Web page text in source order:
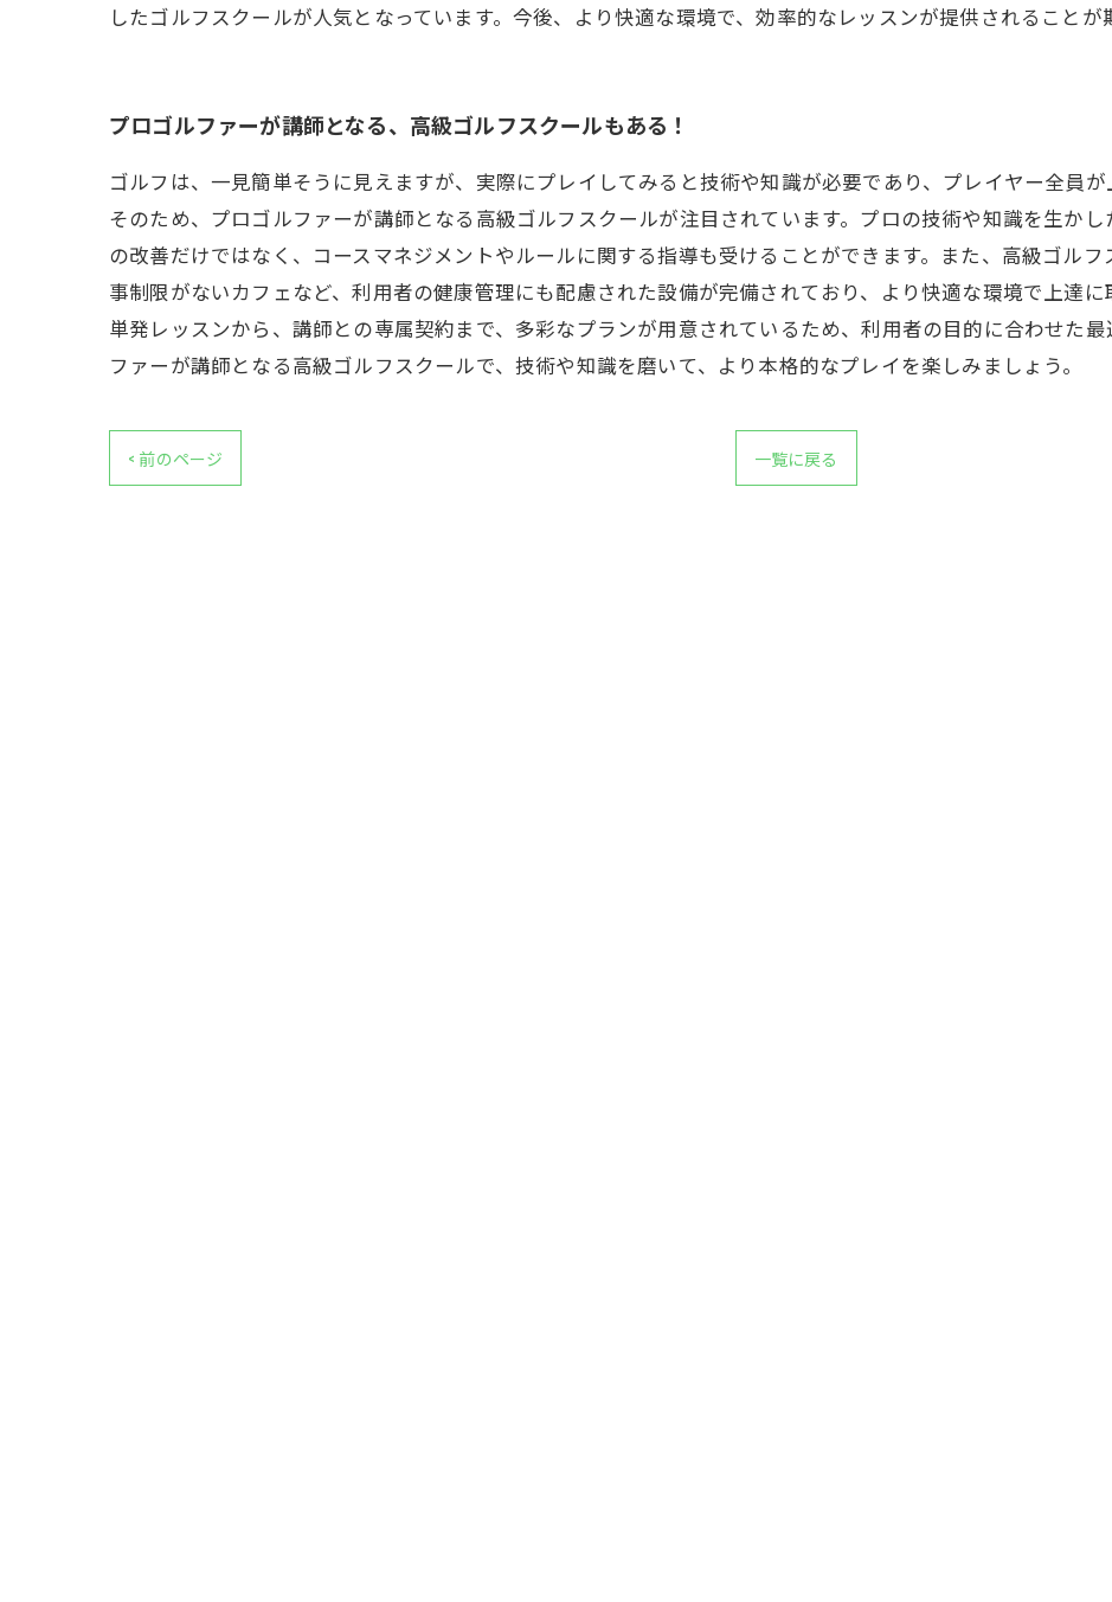
したゴルフスクールが人気となっています。今後、より快適な環境で、効率的なレッスンが提供されることが
プロゴルファーが講師となる、高級ゴルフスクールもある！
ゴルフは、一見簡単そうに見えますが、実際にプレイしてみると技術や知識が必要であり、プレイヤー全員が
そのため、プロゴルファーが講師となる高級ゴルフスクールが注目されています。プロの技術や知識を生か
の改善だけではなく、コースマネジメントやルールに関する指導も受けることができます。また、高級ゴル
事制限がないカフェなど、利用者の健康管理にも配慮された設備が完備されており、より快適な環境で上達
単発レッスンから、講師との専属契約まで、多彩なプランが用意されているため、利用者の目的に合わせた
ファーが講師となる高級ゴルフスクールで、技術や知識を磨いて、より本格的なプレイを楽しみましょう。
< 前のページ 一覧に戻る